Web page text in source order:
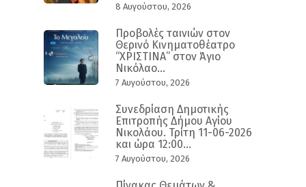
8 Αυγούστου, 2026
Προβολές ταινιών στον
Θερινό Κινηματοθέατρο
“ΧΡΙΣΤΙΝΑ” στον Άγιο
Νικόλαο...
7 Αυγούστου, 2026
Συνεδρίαση Δημοτικής
Επιτροπής Δήμου Αγίου
Νικολάου. Τρίτη 11-06-2026
και ώρα 12:00...
7 Αυγούστου, 2026